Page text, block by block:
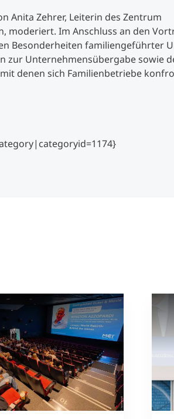
Anita Zehrer, Leiterin des Zentrum
moderiert. Im Anschluss an den
Besonderheiten familiengeführter
zur Unternehmensübergabe sowie
denen sich Familienbetriebe